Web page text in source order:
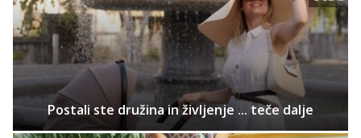
Postali ste družina in življenje ... teče dalje